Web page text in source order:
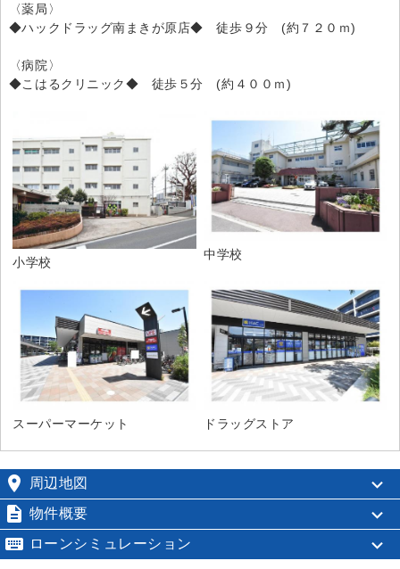
〈薬局〉
◆ハックドラッグ南まきが原店◆ 徒歩９分 (約７２０ｍ)
〈病院〉
◆こはるクリニック◆ 徒歩５分 (約４００ｍ)
小学校
中学校
スーパーマーケット ドラッグストア
 周辺地図
 物件概要
 ローンシミュレーション